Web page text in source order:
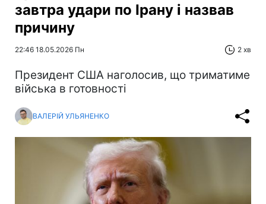
завтра удари по Ірану і назвав
причину
22:46 18.05.2026 Пн 2 хв
Президент США наголосив, що триматиме
війська в готовності
ВАЛЕРІЙ УЛЬЯНЕНКО